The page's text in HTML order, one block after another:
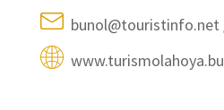
bunol@touristinfo.net